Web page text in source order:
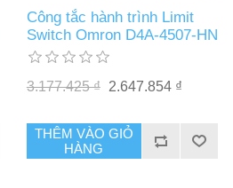
Công tắc hành trình Limit
Switch Omron D4A-4507-HN
3.177.425 ₫ 2.647.854 ₫
THÊM VÀO GIỎ
HÀNG